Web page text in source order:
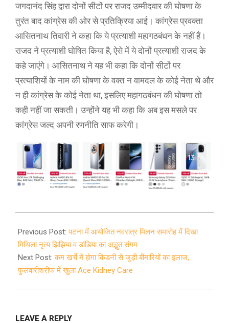
जगदानंद सिंह द्वारा दोनों सीटों पर राजद उम्मीदवार की घोषणा के
तुरंत बाद कांग्रेस की ओर से प्रतिक्रिया आई। कांग्रेस प्रवक्ता
आसितनाथ तिवारी ने कहा कि ये प्रत्याशी महागठबंधन के नहीं हैं।
राजद ने प्रत्याशी घोषित किया है, ऐसे में ये दोनों प्रत्याशी राजद के
कहे जाएंगे। आसितनाथ ने यह भी कहा कि दोनों सीटों पर
प्रत्याशियों के नाम की घोषणा के वक्त न वामदल के कोई नेता थे और
न ही कांग्रेस के कोई नेता था, इसलिए महागठबंधन की घोषणा तो
कही नहीं जा सकती। उन्होंने यह भी कहा कि अब इस मसले पर
कांग्रेस जल्द अपनी रणनीति साफ करेगी।
10-
04
Previous Post:पटना में आयोजित नवरात्र मिलन समारोह में दिखा
मिथिला नृत्य झिझिया व डांडिया का अद्भुत संगम
Next Post:कम खर्चे में होगा किडनी से जुड़ी बीमारियों का इलाज,
फुलवारीशरीफ में खुला Ace Kidney Care
LEAVE A REPLY